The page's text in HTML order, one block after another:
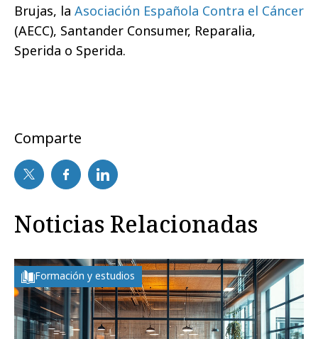
Brujas, la Asociación Española Contra el Cáncer
(AECC), Santander Consumer, Reparalia,
Sperida o Sperida.
Comparte
Noticias Relacionadas
Formación y estudios